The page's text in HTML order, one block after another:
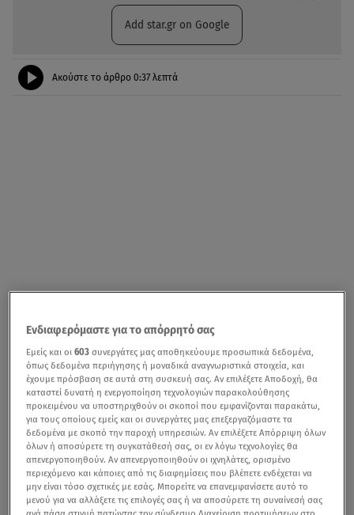
Add star.gr on Google
Ακούστε το άρθρο 0:37 λεπτά
Ενδιαφερόμαστε για το απόρρητό σας
Εμείς και οι603 συνεργάτες μας αποθηκεύουμε προσωπικά δεδομένα,
όπως δεδομένα περιήγησης ή μοναδικά αναγνωριστικά στοιχεία, και
έχουμε πρόσβαση σε αυτά στη συσκευή σας. Αν επιλέξετε Αποδοχή, θα
καταστεί δυνατή η ενεργοποίηση τεχνολογιών παρακολούθησης
προκειμένου να υποστηριχθούν οι σκοποί που εμφανίζονται παρακάτω,
για τους οποίους εμείς και οι συνεργάτες μας επεξεργαζόμαστε τα
δεδομένα με σκοπό την παροχή υπηρεσιών. Αν επιλέξετε Απόρριψη όλων
όλων ή αποσύρετε τη συγκατάθεσή σας, οι εν λόγω τεχνολογίες θα
απενεργοποιηθούν. Αν απενεργοποιηθούν οι ιχνηλάτες, ορισμένο
περιεχόμενο και κάποιες από τις διαφημίσεις που βλέπετε ενδέχεται να
μην είναι τόσο σχετικές με εσάς. Μπορείτε να επανεμφανίσετε αυτό το
μενού για να αλλάξετε τις επιλογές σας ή να αποσύρετε τη συναίνεσή σας